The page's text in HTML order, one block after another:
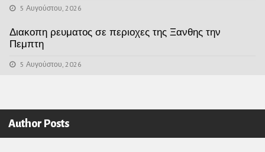
5 Αυγούστου, 2026
Διακοπη ρευματος σε περιοχες της Ξανθης την
Πεμπτη
5 Αυγούστου, 2026
Author Posts